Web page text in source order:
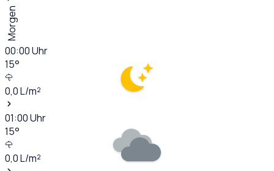
Morgen
00:00Uhr
15°
0,0L/m²
01:00Uhr
15°
0,0L/m²